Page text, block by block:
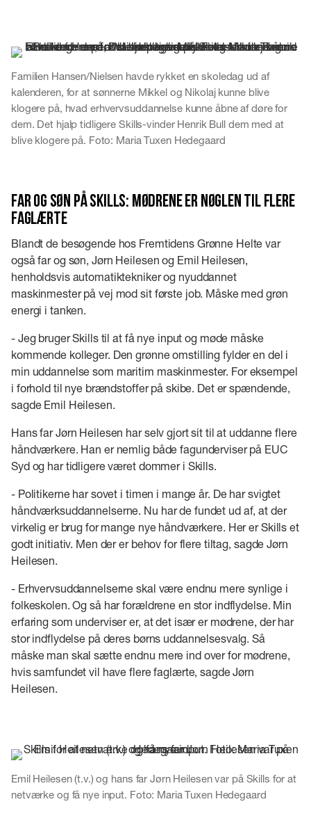
Familien Hansen/Nielsen havde rykket en skoledag ud af
kalenderen, for at sønnerne Mikkel og Nikolaj kunne blive
klogere på, hvad erhvervsuddannelse kunne åbne af døre for
dem. Det hjalp tidligere Skills-vinder Henrik Bull dem med at
blive klogere på. Foto: Maria Tuxen Hedegaard
Far og søn på Skills: Mødrene er nøglen til flere
faglærte
Blandt de besøgende hos Fremtidens Grønne Helte var
også far og søn, Jørn Heilesen og Emil Heilesen,
henholdsvis automatiktekniker og nyuddannet
maskinmester på vej mod sit første job. Måske med grøn
energi i tanken.
- Jeg bruger Skills til at få nye input og møde måske
kommende kolleger. Den grønne omstilling fylder en del i
min uddannelse som maritim maskinmester. For eksempel
i forhold til nye brændstoffer på skibe. Det er spændende,
sagde Emil Heilesen.
Hans far Jørn Heilesen har selv gjort sit til at uddanne flere
håndværkere. Han er nemlig både fagunderviser på EUC
Syd og har tidligere været dommer i Skills.
- Politikerne har sovet i timen i mange år. De har svigtet
håndværksuddannelserne. Nu har de fundet ud af, at der
virkelig er brug for mange nye håndværkere. Her er Skills et
godt initiativ. Men der er behov for flere tiltag, sagde Jørn
Heilesen.
- Erhvervsuddannelserne skal være endnu mere synlige i
folkeskolen. Og så har forældrene en stor indflydelse. Min
erfaring som underviser er, at det især er mødrene, der har
stor indflydelse på deres børns uddannelsesvalg. Så
måske man skal sætte endnu mere ind over for mødrene,
hvis samfundet vil have flere faglærte, sagde Jørn
Heilesen.
Emil Heilesen (t.v.) og hans far Jørn Heilesen var på Skills for at
netværke og få nye input. Foto: Maria Tuxen Hedegaard